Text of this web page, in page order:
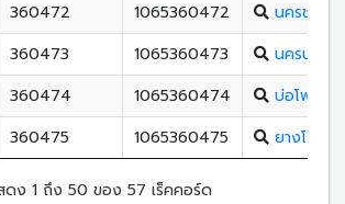
360472 1065360472
นครชุมพิท
360473 1065360473
นครบางย
360474 1065360474
บ่อโพธิ์วิท
360475 1065360475 ยางโกลน
ดง 1 ถึง 50 ของ 57 เร็คคอร์ด